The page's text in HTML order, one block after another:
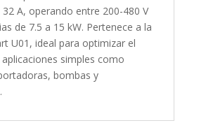
A, operando entre 200-480 V
de 7.5 a 15 kW. Pertenece a la
U01, ideal para optimizar el
simples como
bombas y